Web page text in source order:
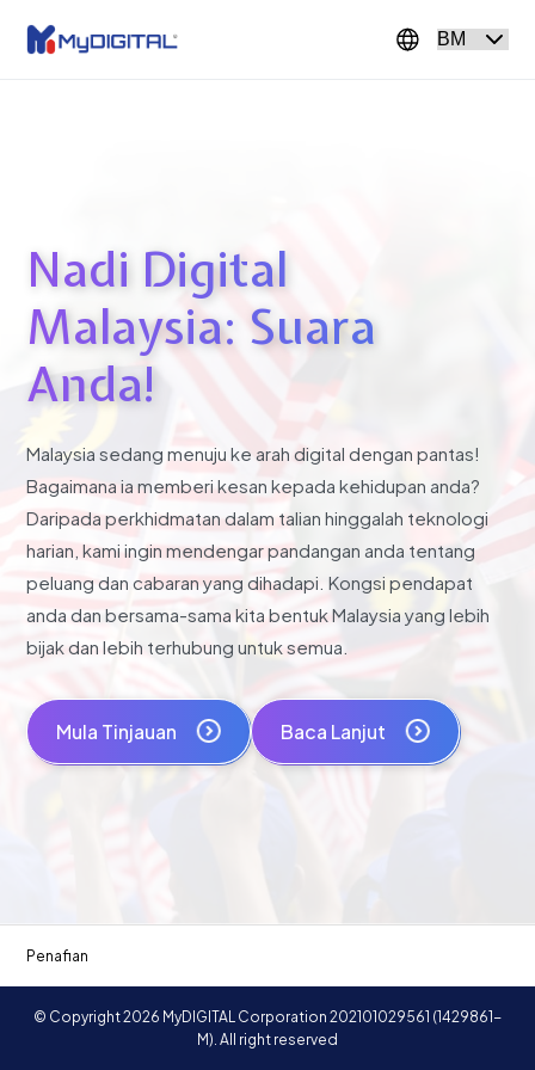
Nadi Digital
Malaysia: Suara
Anda!
Malaysia sedang menuju ke arah digital dengan pantas!
Bagaimana ia memberi kesan kepada kehidupan anda?
Daripada perkhidmatan dalam talian hinggalah teknologi
harian, kami ingin mendengar pandangan anda tentang
peluang dan cabaran yang dihadapi. Kongsi pendapat
anda dan bersama-sama kita bentuk Malaysia yang lebih
bijak dan lebih terhubung untuk semua.
Mula Tinjauan Baca Lanjut
Penafian
© Copyright 2026 MyDIGITAL Corporation 202101029561 (1429861-
M). All right reserved